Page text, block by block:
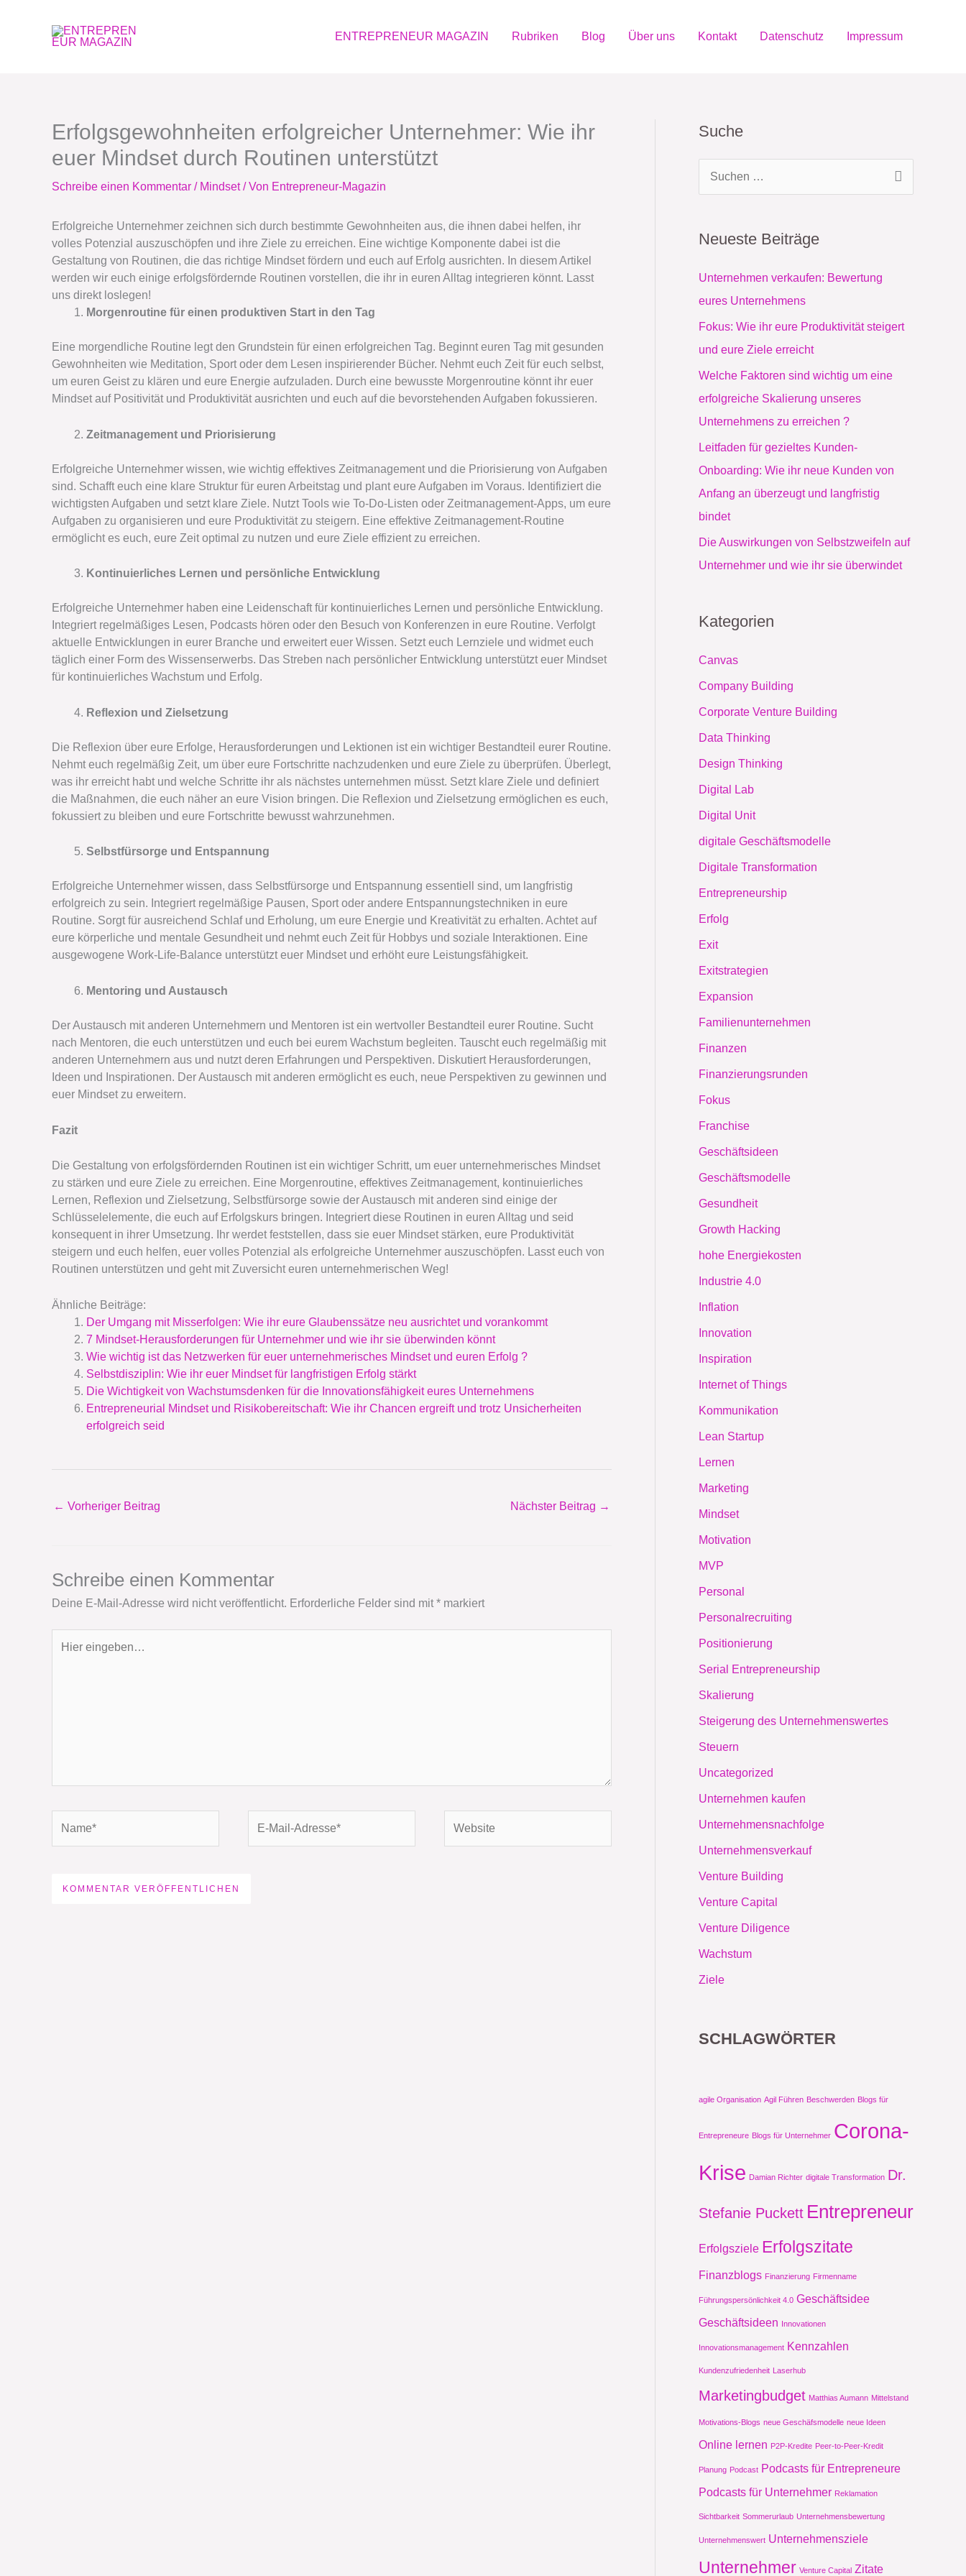
ENTREPRENEUR MAGAZIN Rubriken Blog Über uns Kontakt Datenschutz Impressum
Erfolgsgewohnheiten erfolgreicher Unternehmer: Wie ihr
euer Mindset durch Routinen unterstützt
Schreibe einen Kommentar / Mindset/ Von Entrepreneur-Magazin
Erfolgreiche Unternehmer zeichnen sich durch bestimmte Gewohnheiten aus, die ihnen dabei helfen, ihr
volles Potenzial auszuschöpfen und ihre Ziele zu erreichen. Eine wichtige Komponente dabei ist die
Gestaltung von Routinen, die das richtige Mindset fördern und euch auf Erfolg ausrichten. In diesem Artikel
werden wir euch einige erfolgsfördernde Routinen vorstellen, die ihr in euren Alltag integrieren könnt. Lasst
uns direkt loslegen!
Morgenroutine für einen produktiven Start in den Tag
Eine morgendliche Routine legt den Grundstein für einen erfolgreichen Tag. Beginnt euren Tag mit gesunden
Gewohnheiten wie Meditation, Sport oder dem Lesen inspirierender Bücher. Nehmt euch Zeit für euch selbst,
um euren Geist zu klären und eure Energie aufzuladen. Durch eine bewusste Morgenroutine könnt ihr euer
Mindset auf Positivität und Produktivität ausrichten und euch auf die bevorstehenden Aufgaben fokussieren.
Zeitmanagement und Priorisierung
Erfolgreiche Unternehmer wissen, wie wichtig effektives Zeitmanagement und die Priorisierung von Aufgaben
sind. Schafft euch eine klare Struktur für euren Arbeitstag und plant eure Aufgaben im Voraus. Identifiziert die
wichtigsten Aufgaben und setzt klare Ziele. Nutzt Tools wie To-Do-Listen oder Zeitmanagement-Apps, um eure
Aufgaben zu organisieren und eure Produktivität zu steigern. Eine effektive Zeitmanagement-Routine
ermöglicht es euch, eure Zeit optimal zu nutzen und eure Ziele effizient zu erreichen.
Kontinuierliches Lernen und persönliche Entwicklung
Erfolgreiche Unternehmer haben eine Leidenschaft für kontinuierliches Lernen und persönliche Entwicklung.
Integriert regelmäßiges Lesen, Podcasts hören oder den Besuch von Konferenzen in eure Routine. Verfolgt
aktuelle Entwicklungen in eurer Branche und erweitert euer Wissen. Setzt euch Lernziele und widmet euch
täglich einer Form des Wissenserwerbs. Das Streben nach persönlicher Entwicklung unterstützt euer Mindset
für kontinuierliches Wachstum und Erfolg.
Reflexion und Zielsetzung
Die Reflexion über eure Erfolge, Herausforderungen und Lektionen ist ein wichtiger Bestandteil eurer Routine.
Nehmt euch regelmäßig Zeit, um über eure Fortschritte nachzudenken und eure Ziele zu überprüfen. Überlegt,
was ihr erreicht habt und welche Schritte ihr als nächstes unternehmen müsst. Setzt klare Ziele und definiert
die Maßnahmen, die euch näher an eure Vision bringen. Die Reflexion und Zielsetzung ermöglichen es euch,
fokussiert zu bleiben und eure Fortschritte bewusst wahrzunehmen.
Selbstfürsorge und Entspannung
Erfolgreiche Unternehmer wissen, dass Selbstfürsorge und Entspannung essentiell sind, um langfristig
erfolgreich zu sein. Integriert regelmäßige Pausen, Sport oder andere Entspannungstechniken in eure
Routine. Sorgt für ausreichend Schlaf und Erholung, um eure Energie und Kreativität zu erhalten. Achtet auf
eure körperliche und mentale Gesundheit und nehmt euch Zeit für Hobbys und soziale Interaktionen. Eine
ausgewogene Work-Life-Balance unterstützt euer Mindset und erhöht eure Leistungsfähigkeit.
Mentoring und Austausch
Der Austausch mit anderen Unternehmern und Mentoren ist ein wertvoller Bestandteil eurer Routine. Sucht
nach Mentoren, die euch unterstützen und euch bei eurem Wachstum begleiten. Tauscht euch regelmäßig mit
anderen Unternehmern aus und nutzt deren Erfahrungen und Perspektiven. Diskutiert Herausforderungen,
Ideen und Inspirationen. Der Austausch mit anderen ermöglicht es euch, neue Perspektiven zu gewinnen und
euer Mindset zu erweitern.
Fazit
Die Gestaltung von erfolgsfördernden Routinen ist ein wichtiger Schritt, um euer unternehmerisches Mindset
zu stärken und eure Ziele zu erreichen. Eine Morgenroutine, effektives Zeitmanagement, kontinuierliches
Lernen, Reflexion und Zielsetzung, Selbstfürsorge sowie der Austausch mit anderen sind einige der
Schlüsselelemente, die euch auf Erfolgskurs bringen. Integriert diese Routinen in euren Alltag und seid
konsequent in ihrer Umsetzung. Ihr werdet feststellen, dass sie euer Mindset stärken, eure Produktivität
steigern und euch helfen, euer volles Potenzial als erfolgreiche Unternehmer auszuschöpfen. Lasst euch von
Routinen unterstützen und geht mit Zuversicht euren unternehmerischen Weg!
Ähnliche Beiträge:
Der Umgang mit Misserfolgen: Wie ihr eure Glaubenssätze neu ausrichtet und vorankommt
7 Mindset-Herausforderungen für Unternehmer und wie ihr sie überwinden könnt
Wie wichtig ist das Netzwerken für euer unternehmerisches Mindset und euren Erfolg ?
Selbstdisziplin: Wie ihr euer Mindset für langfristigen Erfolg stärkt
Die Wichtigkeit von Wachstumsdenken für die Innovationsfähigkeit eures Unternehmens
Entrepreneurial Mindset und Risikobereitschaft: Wie ihr Chancen ergreift und trotz Unsicherheiten
erfolgreich seid
← Vorheriger Beitrag Nächster Beitrag →
Schreibe einen Kommentar
Deine E-Mail-Adresse wird nicht veröffentlicht. Erforderliche Felder sind mit * markiert
eingeben…
Mail-
Suche
e
n
Neueste Beiträge
Unternehmen verkaufen: Bewertung
eures Unternehmens
Fokus: Wie ihr eure Produktivität steigert
und eure Ziele erreicht
Welche Faktoren sind wichtig um eine
erfolgreiche Skalierung unseres
Unternehmens zu erreichen ?
Leitfaden für gezieltes Kunden-
Onboarding: Wie ihr neue Kunden von
Anfang an überzeugt und langfristig
bindet
Die Auswirkungen von Selbstzweifeln auf
Unternehmer und wie ihr sie überwindet
Kategorien
Canvas
Company Building
Corporate Venture Building
Data Thinking
Design Thinking
Digital Lab
Digital Unit
digitale Geschäftsmodelle
Digitale Transformation
Entrepreneurship
Erfolg
Exit
Exitstrategien
Expansion
Familienunternehmen
Finanzen
Finanzierungsrunden
Fokus
Franchise
Geschäftsideen
Geschäftsmodelle
Gesundheit
Growth Hacking
hohe Energiekosten
Industrie 4.0
Inflation
Innovation
Inspiration
Internet of Things
Kommunikation
Lean Startup
Lernen
Marketing
Mindset
Motivation
MVP
Personal
Personalrecruiting
Positionierung
Serial Entrepreneurship
Skalierung
Steigerung des Unternehmenswertes
Steuern
Uncategorized
Unternehmen kaufen
Unternehmensnachfolge
Unternehmensverkauf
Venture Building
Venture Capital
Venture Diligence
Wachstum
Ziele
SCHLAGWÖRTER
agile Organisation Agil Führen Beschwerden Blogs für
Entrepreneure Blogs für Unternehmer Corona-
Krise Damian Richter digitale Transformation Dr.
Stefanie Puckett Entrepreneur
Erfolgsziele Erfolgszitate
Finanzblogs Finanzierung Firmenname
Führungspersönlichkeit 4.0 Geschäftsidee
Geschäftsideen Innovationen
Innovationsmanagement Kennzahlen
Kundenzufriedenheit Laserhub
Marketingbudget Matthias Aumann Mittelstand
Motivations-Blogs neue Geschäfsmodelle neue Ideen
Online lernen P2P-Kredite Peer-to-Peer-Kredit
Planung Podcast Podcasts für Entrepreneure
Podcasts für Unternehmer Reklamation
Sichtbarkeit Sommerurlaub Unternehmensbewertung
Unternehmenswert Unternehmensziele
Unternehmer Venture Capital Zitate